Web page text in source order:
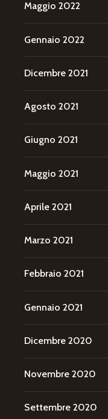
Maggio 2022
Gennaio 2022
Dicembre 2021
Agosto 2021
Giugno 2021
Maggio 2021
Aprile 2021
Marzo 2021
Febbraio 2021
Gennaio 2021
Dicembre 2020
Novembre 2020
Settembre 2020